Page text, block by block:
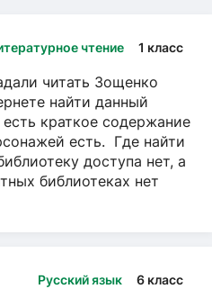
чтение 1 класс
читать Зощенко
найти данный
есть краткое содержание
есть. Где найти
доступа нет, а
библиотеках нет
Русский язык 6 класс